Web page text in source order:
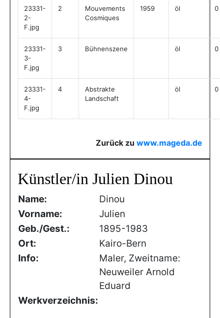
23331-
2-
F.jpg
2
Mouvements
Cosmiques
1959 öl 0
23331-
3-
F.jpg
3 Bühnenszene öl 0
23331-
4-
F.jpg
4
Abstrakte
Landschaft
öl 0
Zurück zu www.mageda.de
Künstler/in Julien Dinou
Name:
Dinou
Vorname:
Julien
Geb./Gest.:
1895-1983
Ort:
Kairo-Bern
Info:
Maler, Zweitname:
Neuweiler Arnold
Eduard
Werkverzeichnis: